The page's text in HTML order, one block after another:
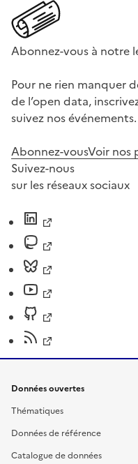
Abonnez-vous à notre
Pour ne rien manquer
de l’open data,
suivez nos événements.
Abonnez-vousVoir nos
Suivez-nous
sur les réseaux sociaux
Données ouvertes
Thématiques
Données de référence
Catalogue de données